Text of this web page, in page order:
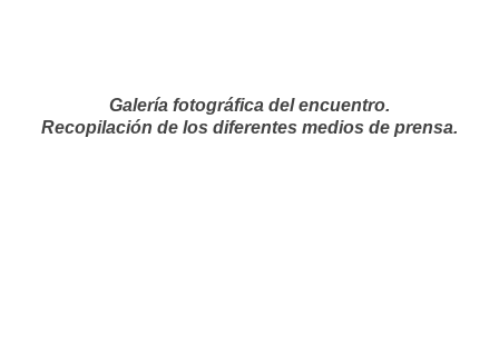
Galería fotográfica del encuentro.
Recopilación de los diferentes medios de prensa.